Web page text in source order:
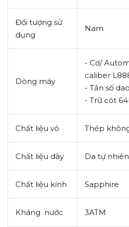
Đối tượng sử
dụng
Nam
Dòng máy
- Cơ/
caliber
- Tần số
- Trữ cót
Chất liệu vỏ Thép
Chất liệu dây Da tự nhiên
Chất liệu kính Sapphire
Kháng nước 3ATM